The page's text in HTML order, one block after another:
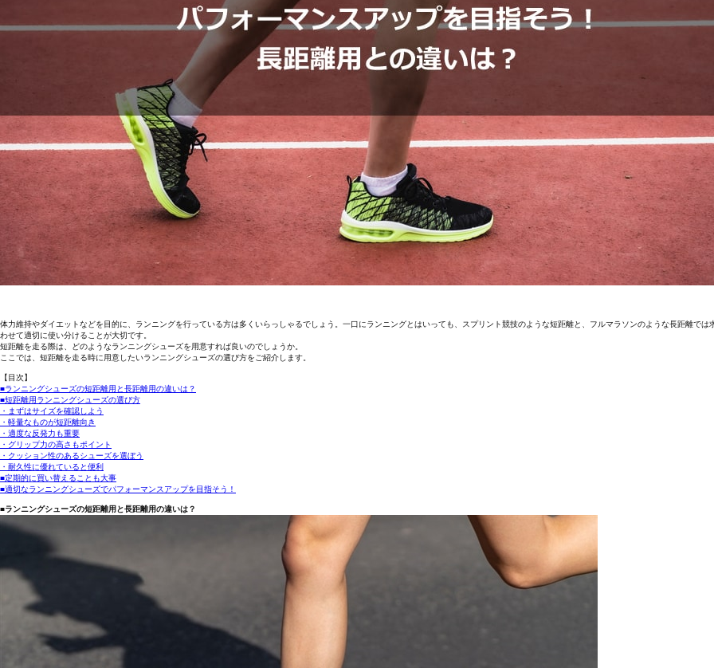
体力維持やダイエットなどを目的に、ランニングを行っている方は多くいらっしゃるでしょう。一口にランニングとはいっても、スプリント競技のような短距離と、フルマラソンのような長距離で
わせて適切に使い分けることが大切です。
短距離を走る際は、どのようなランニングシューズを用意すれば良いのでしょうか。
ここでは、短距離を走る時に用意したいランニングシューズの選び方をご紹介します。
【目次】
■ランニングシューズの短距離用と長距離用の違いは？
■短距離用ランニングシューズの選び方
・まずはサイズを確認しよう
・軽量なものが短距離向き
・適度な反発力も重要
・グリップ力の高さもポイント
・クッション性のあるシューズを選ぼう
・耐久性に優れていると便利
■定期的に買い替えることも大事
■適切なランニングシューズでパフォーマンスアップを目指そう！
■ランニングシューズの短距離用と長距離用の違いは？